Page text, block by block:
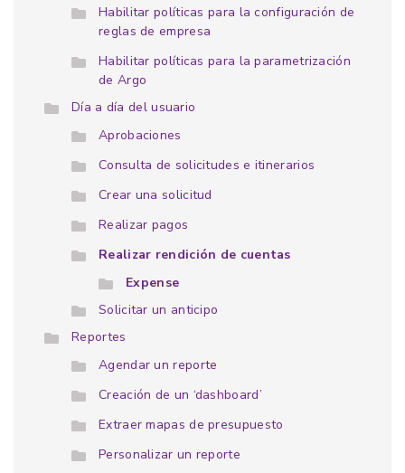
Habilitar políticas para la configuración de
reglas de empresa
Habilitar políticas para la parametrización
de Argo
Día a día del usuario
Aprobaciones
Consulta de solicitudes e itinerarios
Crear una solicitud
Realizar pagos
Realizar rendición de cuentas
Expense
Solicitar un anticipo
Reportes
Agendar un reporte
Creación de un ‘dashboard’
Extraer mapas de presupuesto
Personalizar un reporte